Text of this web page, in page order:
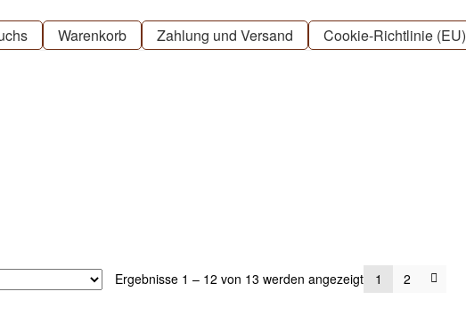
Warenkorb Zahlung und Versand Cookie-Richtlinie (EU)
Ergebnisse 1 – 12 von 13 werden angezeigt 1 2